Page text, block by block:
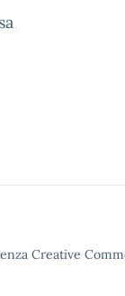
Creative